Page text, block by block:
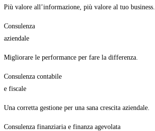
Più valore all’informazione, più valore al tuo business.
Consulenza
aziendale
Migliorare le performance per fare la differenza.
Consulenza contabile
e fiscale
Una corretta gestione per una sana crescita aziendale.
Consulenza finanziaria e finanza agevolata